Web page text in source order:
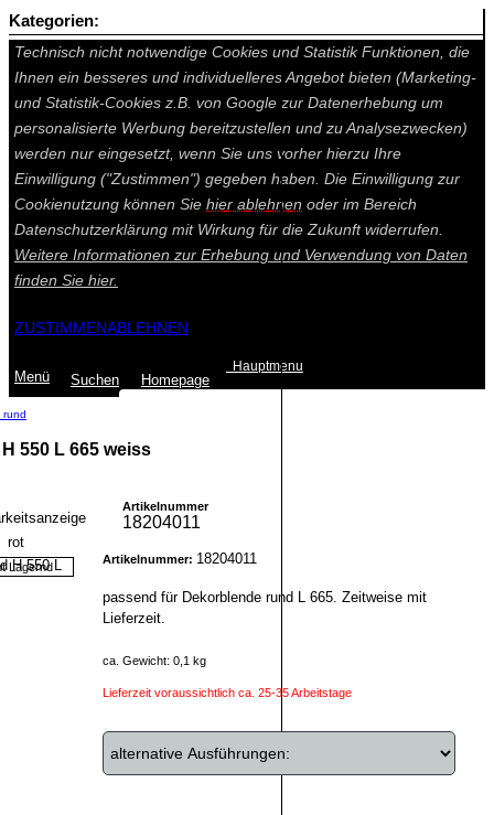
Auf dieser Seite werden technisch notwendige Cookies gesetzt.
Technisch nicht notwendige Cookies und Statistik Funktionen, die
Ihnen ein besseres und individuelleres Angebot bieten (Marketing-
und Statistik-Cookies z.B. von Google zur Datenerhebung um
personalisierte Werbung bereitzustellen und zu Analysezwecken)
werden nur eingesetzt, wenn Sie uns vorher hierzu Ihre
Einwilligung ("Zustimmen") gegeben haben. Die Einwilligung zur
Cookienutzung können Sie hier ablehnen oder im Bereich
Datenschutzerklärung mit Wirkung für die Zukunft widerrufen.
Weitere Informationen zur Erhebung und Verwendung von Daten
finden Sie hier.
ZUSTIMMENABLEHNEN
Menü Suchen Homepage
Hauptmenu
rund
550 L 665 weiss
Lagernd
Artikelnummer
18204011
Artikelnummer: 18204011
passend für Dekorblende rund L 665. Zeitweise mit
Lieferzeit.
ca. Gewicht: 0,1 kg
Lieferzeit voraussichtlich ca. 25-35 Arbeitstage
Kategorien: